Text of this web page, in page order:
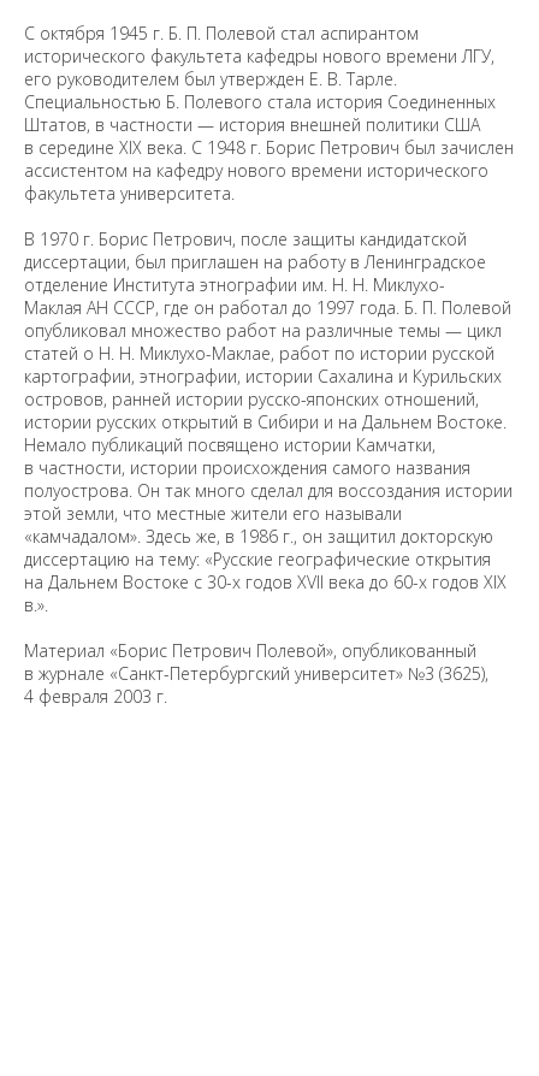
С октября 1945 г. Б. П. Полевой стал аспирантом
исторического факультета кафедры нового времени ЛГУ,
его руководителем был утвержден Е. В. Тарле.
Специальностью Б. Полевого стала история Соединенных
Штатов, в частности — история внешней политики США
в середине XIX века. С 1948 г. Борис Петрович был зачислен
ассистентом на кафедру нового времени исторического
факультета университета.
В 1970 г. Борис Петрович, после защиты кандидатской
диссертации, был приглашен на работу в Ленинградское
отделение Института этнографии им. Н. Н. Миклухо-
Маклая АН СССР, где он работал до 1997 года. Б. П. Полевой
опубликовал множество работ на различные темы — цикл
статей о Н. Н. Миклухо-Маклае, работ по истории русской
картографии, этнографии, истории Сахалина и Курильских
островов, ранней истории русско-японских отношений,
истории русских открытий в Сибири и на Дальнем Востоке.
Немало публикаций посвящено истории Камчатки,
в частности, истории происхождения самого названия
полуострова. Он так много сделал для воссоздания истории
этой земли, что местные жители его называли
«камчадалом». Здесь же, в 1986 г., он защитил докторскую
диссертацию на тему: «Русские географические открытия
на Дальнем Востоке с 30-х годов XVII века до 60-х годов XIX
в.».
Материал «Борис Петрович Полевой», опубликованный
в журнале «Санкт-Петербургский университет» №​3 (3625),
4 февраля 2003 г.